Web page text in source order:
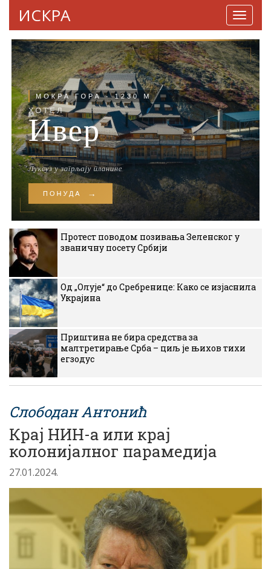
ИСКРА
Протест поводом позивања Зеленског у
званичну посету Србији
Од „Олује“ до Сребренице: Како се изјаснила
Украјина
Приштина не бира средства за
малтретирање Срба – циљ је њихов тихи
егзодус
Слободан Антонић
Крај НИН-а или крај
колонијалног парамедија
27.01.2024.